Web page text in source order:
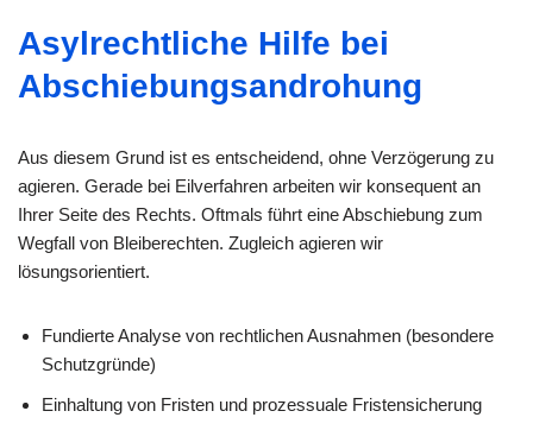
Asylrechtliche Hilfe bei
Abschiebungsandrohung
Aus diesem Grund ist es entscheidend, ohne Verzögerung zu
agieren. Gerade bei Eilverfahren arbeiten wir konsequent an
Ihrer Seite des Rechts. Oftmals führt eine Abschiebung zum
Wegfall von Bleiberechten. Zugleich agieren wir
lösungsorientiert.
Fundierte Analyse von rechtlichen Ausnahmen (besondere
Schutzgründe)
Einhaltung von Fristen und prozessuale Fristensicherung